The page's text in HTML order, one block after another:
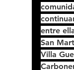
entre
San
Villa